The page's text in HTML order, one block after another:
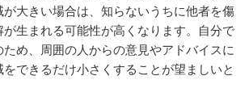
大きい場合は、知らないうちに他者を傷
生まれる可能性が高くなります。自分で
め、周囲の人からの意見やアドバイスに
できるだけ小さくすることが望ましいと